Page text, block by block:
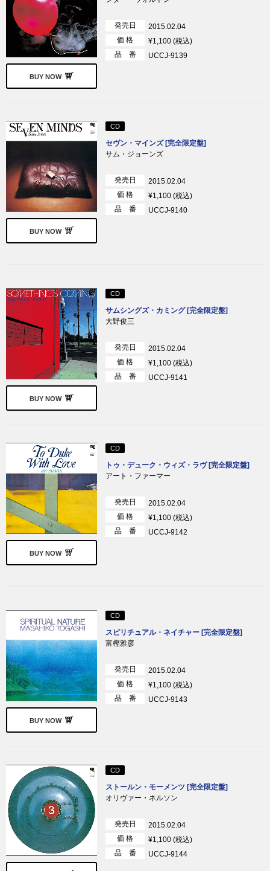
BUY NOW
発売日
2015.02.04
価 格
¥1,100 (税込)
品 番
UCCJ-9139
BUY NOW
CD
セヴン・マインズ [完全限定盤]
サム・ジョーンズ
発売日
2015.02.04
価 格
¥1,100 (税込)
品 番
UCCJ-9140
BUY NOW
CD
サムシングズ・カミング [完全限定盤]
大野俊三
発売日
2015.02.04
価 格
¥1,100 (税込)
品 番
UCCJ-9141
BUY NOW
CD
トゥ・デューク・ウィズ・ラヴ [完全限定盤]
アート・ファーマー
発売日
2015.02.04
価 格
¥1,100 (税込)
品 番
UCCJ-9142
BUY NOW
CD
スピリチュアル・ネイチャー [完全限定盤]
富樫雅彦
発売日
2015.02.04
価 格
¥1,100 (税込)
品 番
UCCJ-9143
CD
ストールン・モーメンツ [完全限定盤]
オリヴァー・ネルソン
発売日
2015.02.04
価 格
¥1,100 (税込)
品 番
UCCJ-9144